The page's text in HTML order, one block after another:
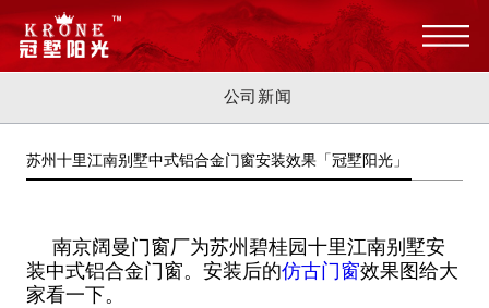
公司新闻
苏州十里江南别墅中式铝合金门窗安装效果「冠墅阳光」
南京阔曼门窗厂为苏州碧桂园十里江南别墅安
装中式铝合金门窗。安装后的仿古门窗效果图给大
家看一下。